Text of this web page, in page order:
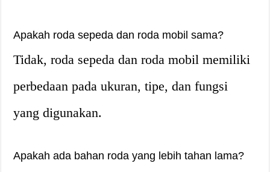
Apakah roda sepeda dan roda mobil sama?
Tidak, roda sepeda dan roda mobil memiliki
perbedaan pada ukuran, tipe, dan fungsi
yang digunakan.
Apakah ada bahan roda yang lebih tahan lama?